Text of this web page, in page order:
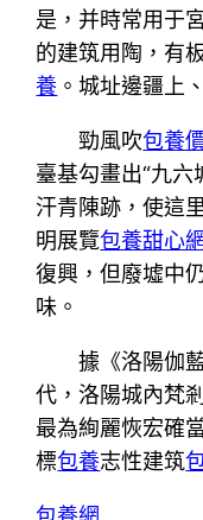
是，并時常用于
的建筑用陶，有
養 。城址邊疆上
勁風吹包養
臺基勾畫出“九六
汗青陳跡，使這
明展覽包養甜心網
復興，但廢墟中
味。
據《洛陽伽
代，洛陽城內梵
最為絢麗恢宏確
標包養志性建筑